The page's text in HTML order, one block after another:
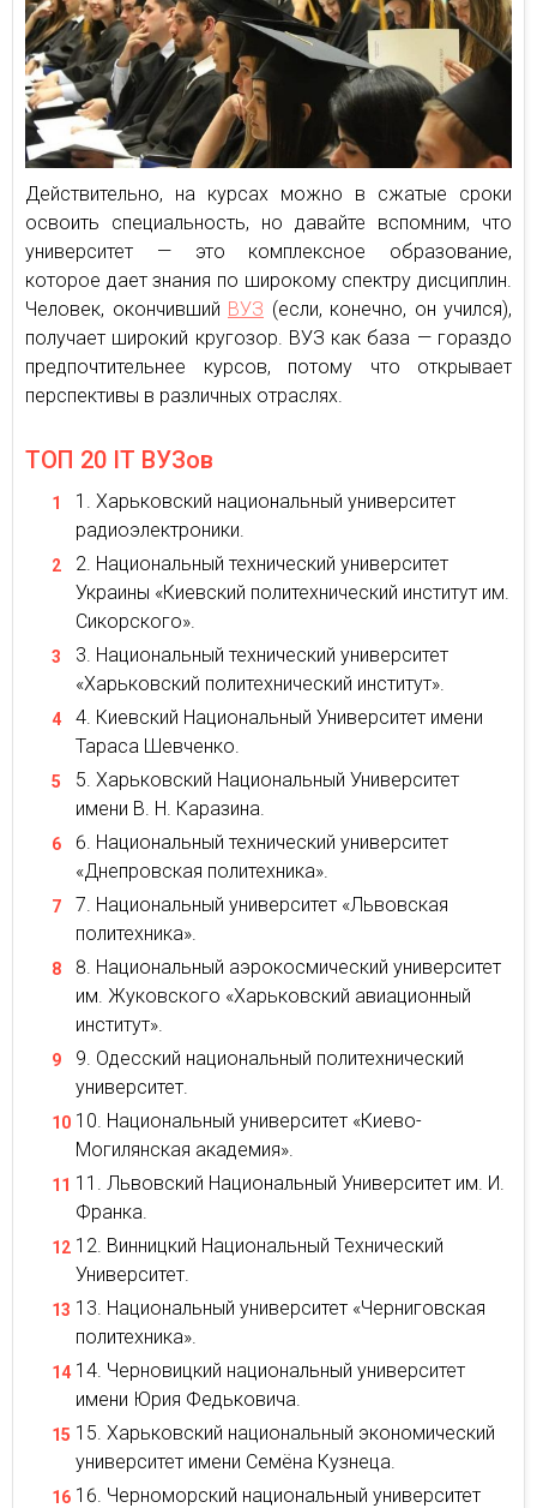
Действительно, на курсах можно в сжатые сроки
освоить специальность, но давайте вспомним, что
университет — это комплексное образование,
которое дает знания по широкому спектру дисциплин.
Человек, окончивший ВУЗ (если, конечно, он учился),
получает широкий кругозор. ВУЗ как база — гораздо
предпочтительнее курсов, потому что открывает
перспективы в различных отраслях.
ТОП 20 IT ВУЗов
Харьковский национальный университет
радиоэлектроники.
Национальный технический университет
Украины «Киевский политехнический институт им.
Сикорского».
Национальный технический университет
«Харьковский политехнический институт».
Киевский Национальный Университет имени
Тараса Шевченко.
Харьковский Национальный Университет
имени В. Н. Каразина.
Национальный технический университет
«Днепровская политехника».
Национальный университет «Львовская
политехника».
Национальный аэрокосмический университет
им. Жуковского «Харьковский авиационный
институт».
Одесский национальный политехнический
университет.
Национальный университет «Киево-
Могилянская академия».
Львовский Национальный Университет им. И.
Франка.
Винницкий Национальный Технический
Университет.
Национальный университет «Черниговская
политехника».
Черновицкий национальный университет
имени Юрия Федьковича.
Харьковский национальный экономический
университет имени Семёна Кузнеца.
Черноморский национальный университет